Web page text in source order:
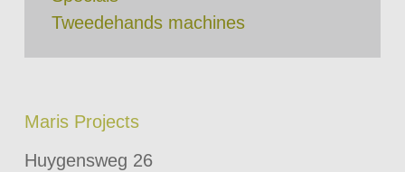
Tweedehands machines
Maris Projects
Huygensweg 26